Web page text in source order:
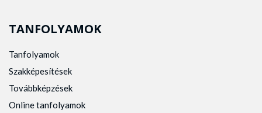
TANFOLYAMOK
Tanfolyamok
Szakképesítések
Továbbképzések
Online tanfolyamok